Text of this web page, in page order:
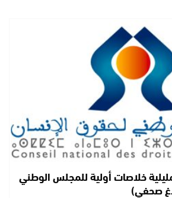
خلاصات أولية للمجلس الوطني
صحفي)